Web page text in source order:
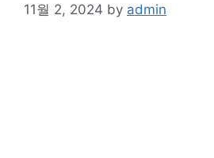
11월 2, 2024 by admin